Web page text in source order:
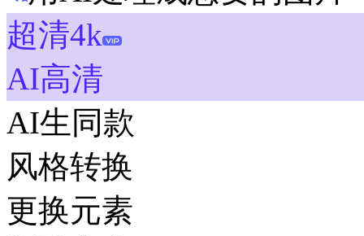
超清4k
AI高清
AI生同款
风格转换
更换元素